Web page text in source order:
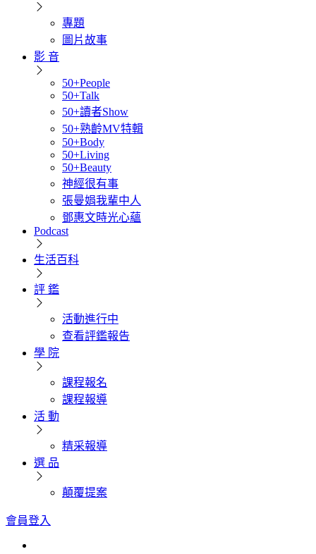
專題
圖片故事
影 音
50+People
50+Talk
50+讀者Show
50+熟齡MV特輯
50+Body
50+Living
50+Beauty
神經很有事
張曼娟我輩中人
鄧惠文時光心蘊
Podcast
生活百科
評 鑑
活動進行中
查看評鑑報告
學 院
課程報名
課程報導
活 動
精采報導
選 品
顛覆提案
會員登入